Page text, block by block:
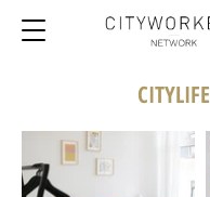
CITYLIFE